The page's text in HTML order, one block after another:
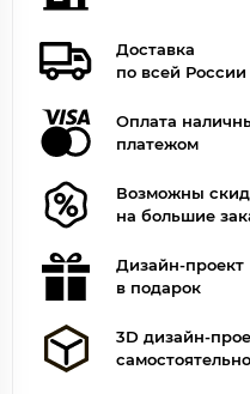
Доставка
по всей России
Оплата
платежом
Возможны
на большие
Дизайн-проект
в подарок
3D дизайн-